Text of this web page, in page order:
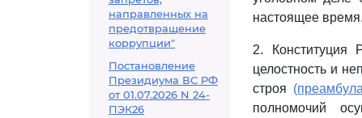
направленных на
предотвращение
коррупции"
Постановление
Президиума ВС РФ
от 01.07.2026 N 24-
ПЭК26
настоящее время.
2. Конституция
целостность и
строя (преамбула
полномочий